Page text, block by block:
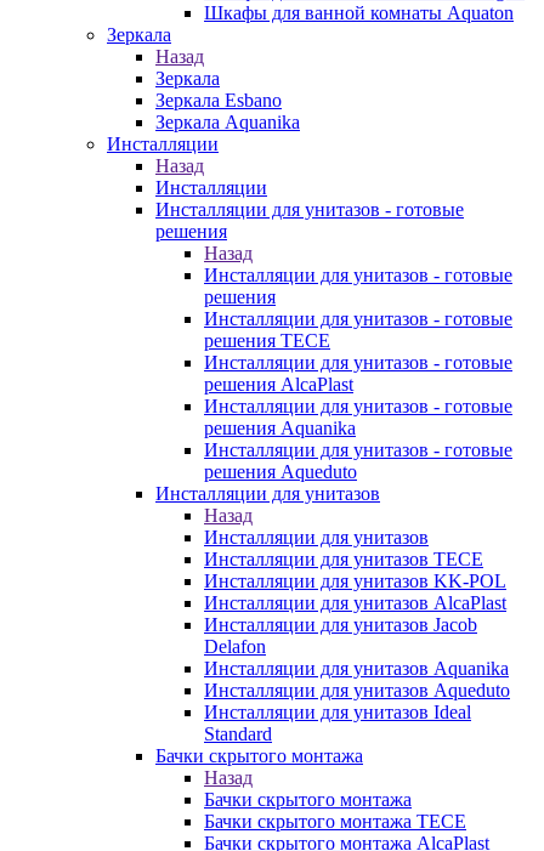
Шкафы для ванной комнаты Aquaton
Зеркала
Назад
Зеркала
Зеркала Esbano
Зеркала Aquanika
Инсталляции
Назад
Инсталляции
Инсталляции для унитазов - готовые
решения
Назад
Инсталляции для унитазов - готовые
решения
Инсталляции для унитазов - готовые
решения TECE
Инсталляции для унитазов - готовые
решения AlcaPlast
Инсталляции для унитазов - готовые
решения Aquanika
Инсталляции для унитазов - готовые
решения Aqueduto
Инсталляции для унитазов
Назад
Инсталляции для унитазов
Инсталляции для унитазов TECE
Инсталляции для унитазов KK-POL
Инсталляции для унитазов AlcaPlast
Инсталляции для унитазов Jacob
Delafon
Инсталляции для унитазов Aquanika
Инсталляции для унитазов Aqueduto
Инсталляции для унитазов Ideal
Standard
Бачки скрытого монтажа
Назад
Бачки скрытого монтажа
Бачки скрытого монтажа TECE
Бачки скрытого монтажа AlcaPlast